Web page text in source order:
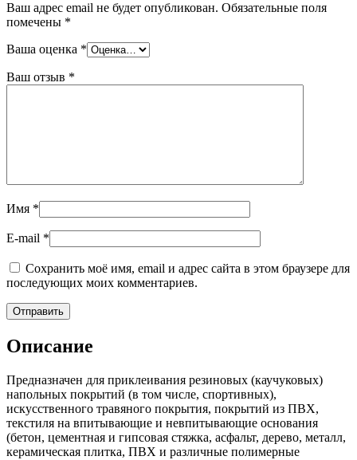
Ваш адрес email не будет опубликован. Обязательные поля
помечены *
Ваша оценка *
Ваш отзыв *
Имя *
E-mail *
Сохранить моё имя, email и адрес сайта в этом браузере для
последующих моих комментариев.
Описание
Предназначен для приклеивания резиновых (каучуковых)
напольных покрытий (в том числе, спортивных),
искусственного травяного покрытия, покрытий из ПВХ,
текстиля на впитывающие и невпитывающие основания
(бетон, цементная и гипсовая стяжка, асфальт, дерево, металл,
керамическая плитка, ПВХ и различные полимерные